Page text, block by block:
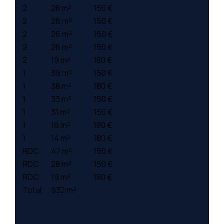
2
28 m²
150 €
2
26 m²
150 €
2
26 m²
150 €
2
26 m²
150 €
2
19 m²
180 €
1
39 m²
150 €
1
38 m²
180 €
1
33 m²
150 €
1
31 m²
150 €
1
16 m²
180 €
1
14 m²
180 €
RDC
47 m²
150 €
RDC
28 m²
150 €
RDC
19 m²
180 €
Total
532 m²